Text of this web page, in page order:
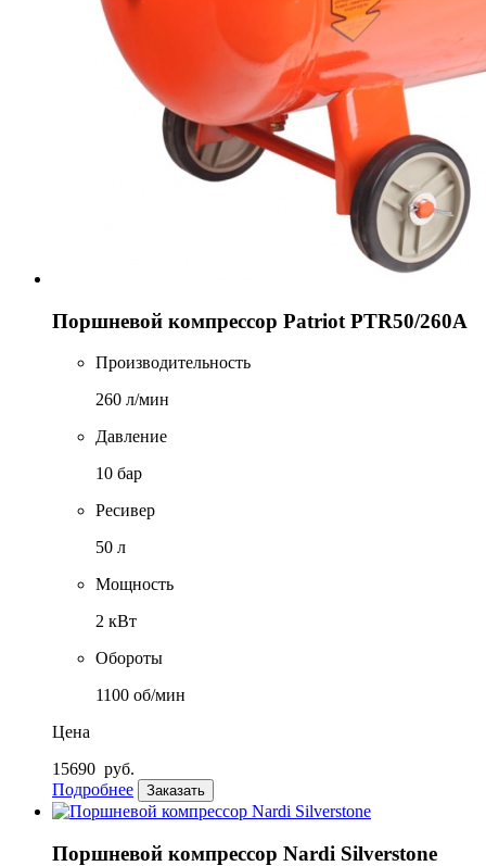
Поршневой компрессор Patriot PTR50/260A
Производительность
260 л/мин
Давление
10 бар
Ресивер
50 л
Мощность
2 кВт
Обороты
1100 об/мин
Цена
15690 руб.
Подробнее
Заказать
Поршневой компрессор Nardi Silverstone